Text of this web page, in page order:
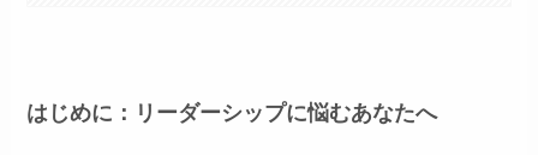
はじめに：リーダーシップに悩むあなたへ